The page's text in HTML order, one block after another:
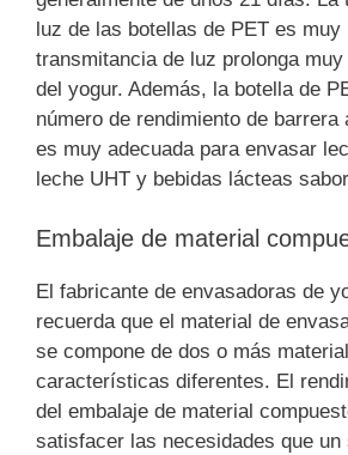
luz de las botellas de PET es muy
transmitancia de luz prolonga
del yogur. Además, la botella de
número de rendimiento de barrera
es muy adecuada para envasar
leche UHT y bebidas lácteas
Embalaje de material
El fabricante de envasadoras de
recuerda que el material de
se compone de dos o más
características diferentes. El
del embalaje de material
satisfacer las necesidades que un